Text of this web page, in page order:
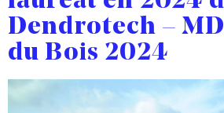
Dendrotech –
du Bois 2024